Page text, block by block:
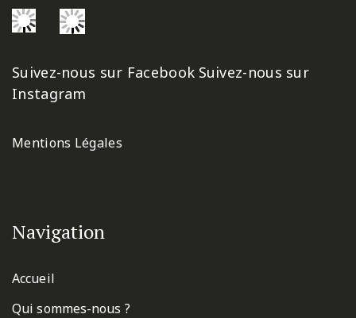
Suivez-nous sur Facebook Suivez-nous sur
Instagram
Mentions Légales
Navigation
Accueil
Qui sommes-nous ?